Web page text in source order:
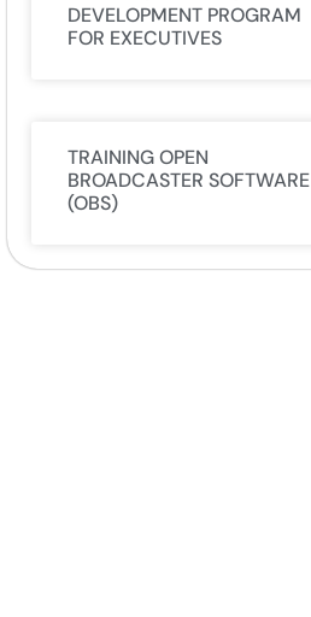
DEVELOPMENT PROGRAM
FOR EXECUTIVES
TRAINING OPEN
BROADCASTER SOFTWARE
(OBS)